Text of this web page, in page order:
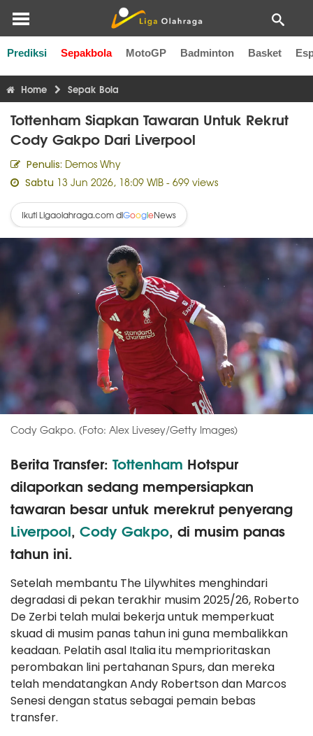
Prediksi Sepakbola MotoGP Badminton Basket
Liga Inggris Liga Italia Liga Spanyol Liga Perancis
Home Sepak Bola
Tottenham Siapkan Tawaran Untuk Rekrut
Cody Gakpo Dari Liverpool
Penulis: Demos Why
Sabtu 13 Jun 2026, 18:09 WIB - 699 views
Ikuti Ligaolahraga.com diGoogleNews
Cody Gakpo. (Foto: Alex Livesey/Getty Images)
Berita Transfer: Tottenham Hotspur
dilaporkan sedang mempersiapkan
tawaran besar untuk merekrut penyerang
Liverpool, Cody Gakpo, di musim panas
tahun ini.
Setelah membantu The Lilywhites menghindari
degradasi di pekan terakhir musim 2025/26, Roberto
De Zerbi telah mulai bekerja untuk memperkuat
skuad di musim panas tahun ini guna membalikkan
keadaan. Pelatih asal Italia itu memprioritaskan
perombakan lini pertahanan Spurs, dan mereka
telah mendatangkan Andy Robertson dan Marcos
Senesi dengan status sebagai pemain bebas
transfer.